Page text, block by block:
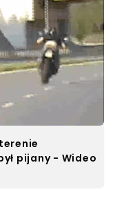
pijany - Wideo